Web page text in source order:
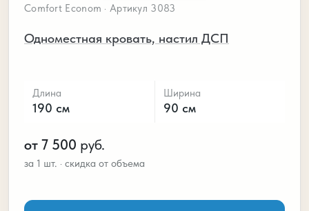
Comfort Econom · Артикул 3083
Одноместная кровать, настил ДСП
Длина
190 см
Ширина
90 см
от 7 500 руб.